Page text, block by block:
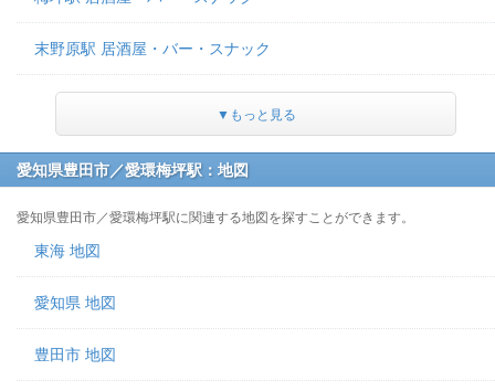
末野原駅 居酒屋・バー・スナック
▼もっと見る
愛知県豊田市／愛環梅坪駅：地図
愛知県豊田市／愛環梅坪駅に関連する地図を探すことができます。
東海 地図
愛知県 地図
豊田市 地図